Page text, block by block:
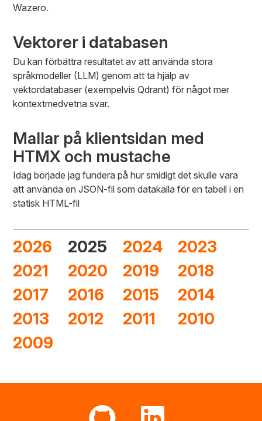
Wazero.
Vektorer i databasen
Du kan förbättra resultatet av att använda stora
språkmodeller (LLM) genom att ta hjälp av
vektordatabaser (exempelvis Qdrant) för något mer
kontextmedvetna svar.
Mallar på klientsidan med
HTMX och mustache
Idag började jag fundera på hur smidigt det skulle vara
att använda en JSON-fil som datakälla för en tabell i en
statisk HTML-fil
2026 2025 2024
2023
2021
2020 2019
2018
2017
2016 2015
2014
2013
2012 2011
2010
2009